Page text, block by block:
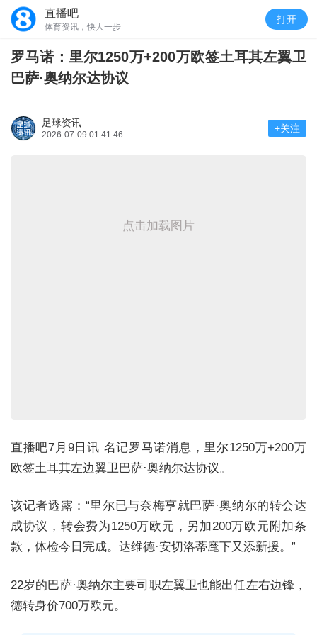
直播吧
体育资讯，快人一步
打开
罗马诺：里尔1250万+200万欧签土耳其左翼卫
巴萨·奥纳尔达协议
足球资讯
2026-07-09 01:41:46
+关注
点击加载图片
直播吧7月9日讯 名记罗马诺消息，里尔1250万+200万
欧签土耳其左边翼卫巴萨·奥纳尔达协议。
该记者透露：“里尔已与奈梅亨就巴萨·奥纳尔的转会达
成协议，转会费为1250万欧元，另加200万欧元附加条
款，体检今日完成。达维德·安切洛蒂麾下又添新援。”
22岁的巴萨·奥纳尔主要司职左翼卫也能出任左右边锋，
德转身价700万欧元。